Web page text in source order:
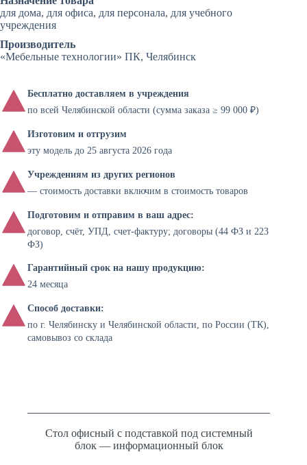
для дома, для офиса, для персонала, для учебного
учреждения
Производитель
«Мебельные технологии» ПК, Челябинск
Бесплатно доставляем в учреждения
по всей Челябинской области (сумма заказа ≥ 99 000 ₽)
Изготовим и отгрузим
эту модель до 25 августа 2026 года
Учреждениям из других регионов
— стоимость доставки включим в стоимость товаров
Подготовим и отправим в ваш адрес:
договор, счёт, УПД, счет-фактуру; договоры (44 ФЗ и 223
ФЗ)
Гарантийный срок на нашу продукцию:
24 месяца
Способ доставки:
по г. Челябинску и Челябинской области, по России (ТК),
самовывоз со склада
Стол офисный с подставкой под системный
блок — информационный блок